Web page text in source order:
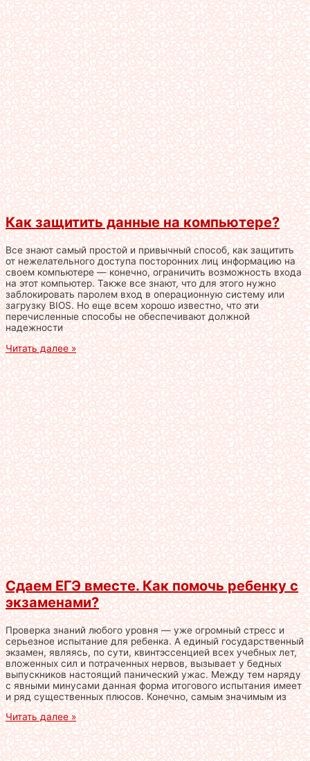
Как защитить данные на компьютере?
Все знают самый простой и привычный способ, как защитить
от нежелательного доступа посторонних лиц информацию на
своем компьютере — конечно, ограничить возможность входа
на этот компьютер. Также все знают, что для этого нужно
заблокировать паролем вход в операционную систему или
загрузку BIOS. Но еще всем хорошо известно, что эти
перечисленные способы не обеспечивают должной
надежности
Читать далее »
Сдаем ЕГЭ вместе. Как помочь ребенку с
экзаменами?
Проверка знаний любого уровня — уже огромный стресс и
серьезное испытание для ребенка. А единый государственный
экзамен, являясь, по сути, квинтэссенцией всех учебных лет,
вложенных сил и потраченных нервов, вызывает у бедных
выпускников настоящий панический ужас. Между тем наряду
с явными минусами данная форма итогового испытания имеет
и ряд существенных плюсов. Конечно, самым значимым из
Читать далее »